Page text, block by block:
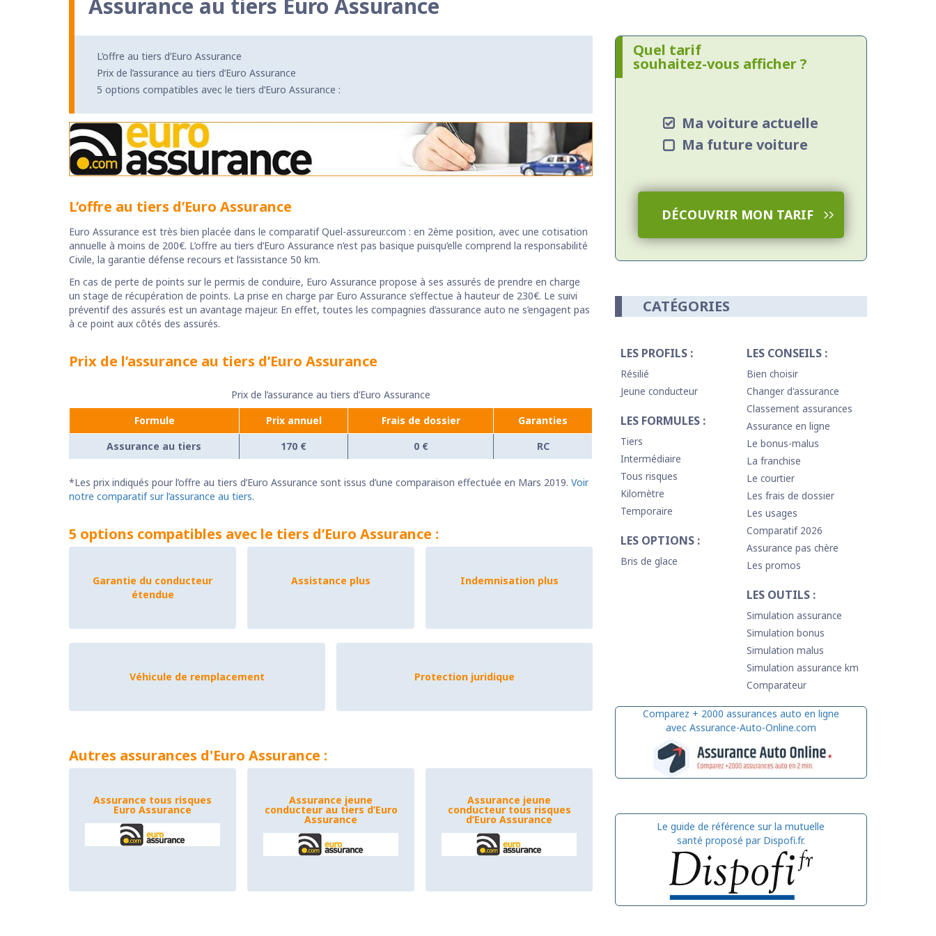
Assurance au tiers Euro Assurance
L’offre au tiers d’Euro Assurance
Prix de l’assurance au tiers d’Euro Assurance
5 options compatibles avec le tiers d’Euro Assurance :
L’offre au tiers d’Euro Assurance
Euro Assurance est très bien placée dans le comparatif Quel-assureur.com : en 2ème position, avec une cotisation
annuelle à moins de 200€. L’offre au tiers d’Euro Assurance n’est pas basique puisqu’elle comprend la responsabilité
Civile, la garantie défense recours et l’assistance 50 km.
En cas de perte de points sur le permis de conduire, Euro Assurance propose à ses assurés de prendre en charge
un stage de récupération de points. La prise en charge par Euro Assurance s’effectue à hauteur de 230€. Le suivi
préventif des assurés est un avantage majeur. En effet, toutes les compagnies d’assurance auto ne s’engagent pas
à ce point aux côtés des assurés.
Prix de l’assurance au tiers d’Euro Assurance
Prix de l’assurance au tiers d’Euro Assurance
Formule
Prix annuel Frais de dossier
Garanties
Assurance au tiers
170 € 0 € RC
*Les prix indiqués pour l’offre au tiers d’Euro Assurance sont issus d’une comparaison effectuée en Mars 2019. Voir
notre comparatif sur l’assurance au tiers.
5 options compatibles avec le tiers d’Euro Assurance :
Garantie du conducteur
étendue
Assistance plus Indemnisation plus
Véhicule de remplacement Protection juridique
Autres assurances d'Euro Assurance :
Assurance tous risques
Euro Assurance
Assurance jeune
conducteur au tiers d’Euro
Assurance
Assurance jeune
conducteur tous risques
d’Euro Assurance
Quel tarif
souhaitez-vous afficher ?
Ma voiture actuelle
Ma future voiture
DÉCOUVRIR MON TARIF
CATÉGORIES
LES PROFILS :
Résilié
Jeune conducteur
LES FORMULES :
Tiers
Intermédiaire
Tous risques
Kilomètre
Temporaire
LES OPTIONS :
Bris de glace
LES CONSEILS :
Bien choisir
Changer d'assurance
Classement assurances
Assurance en ligne
Le bonus-malus
La franchise
Le courtier
Les frais de dossier
Les usages
Comparatif 2026
Assurance pas chère
Les promos
LES OUTILS :
Simulation assurance
Simulation bonus
Simulation malus
Simulation assurance km
Comparateur
Comparez + 2000 assurances auto en ligne
avec Assurance-Auto-Online.com
Le guide de référence sur la mutuelle
santé proposé par Dispofi.fr.